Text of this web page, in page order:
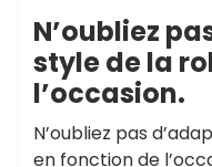
N’oubliez
style de la
l’occasion.
N’oubliez pas
en fonction de